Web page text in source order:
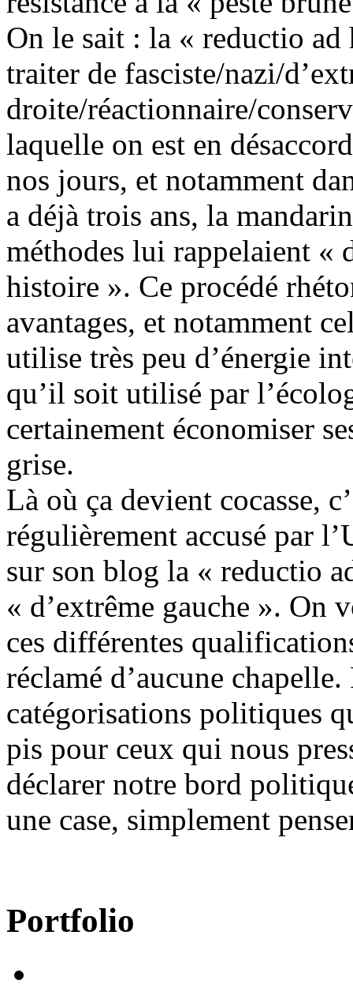
On le sait : la « reductio
traiter de fasciste/nazi/
droite/réactionnaire/
laquelle on est en
nos jours, et notamment
a déjà trois ans, la
méthodes lui rappelaient «
histoire ». Ce procédé
avantages, et notamment
utilise très peu d’énergie
qu’il soit utilisé par
certainement économiser
grise.
Là où ça devient cocasse,
régulièrement accusé par
sur son blog la « reductio
« d’extrême gauche ». On
ces différentes
réclamé d’aucune
catégorisations politiques
pis pour ceux qui nous
déclarer notre bord
une case, simplement
Portfolio